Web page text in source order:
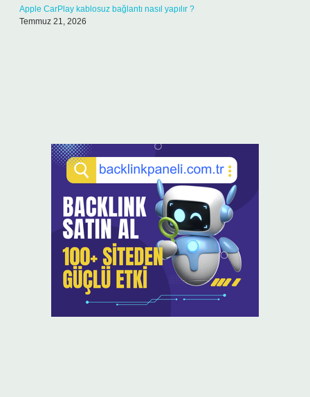
Apple CarPlay kablosuz bağlantı nasıl yapılır ?
Temmuz 21, 2026